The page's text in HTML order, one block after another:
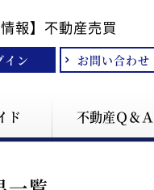
報】 不動産売買
イン お問い合わせ
ド 不動産Ｑ＆Ａ